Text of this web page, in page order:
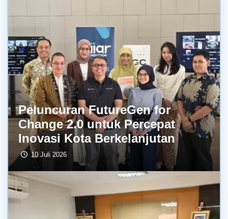
Peluncuran FutureGen for
Change 2.0 untuk Percepat
Inovasi Kota Berkelanjutan
10 Juli 2026